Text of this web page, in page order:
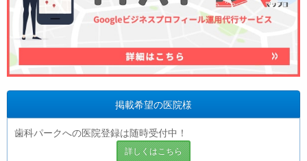
掲載希望の医院様
歯科パークへの医院登録は随時受付中！
詳しくはこちら